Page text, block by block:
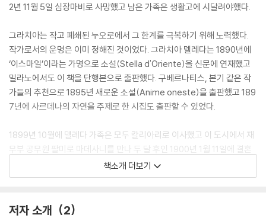
2년 11월 5일 심장마비로 사망했고 남은 가족은 생활고에 시달려야했다.
그라치아는 작고 폐쇄된 누오로에서 그 한계를 극복하기 위해 노력했다.
작가로서의 운명은 이미 정해진 것이었다. 그라치아 델레다는 1890년에
‘이스마일’이라는 가명으로 소설(Stella d'Oriente)을 신문에 연재했고
밀라노에서도 이 책을 단행본으로 출판했다. 구베르나티스, 본기 같은 작
가들의 추천으로 1895년 새로운 소설(Anime oneste)을 출판했고 189
7년에 사르데나의 자연을 주제로 한 시집도 출판할 수 있었다.
1899년 10월에 델레다 가족은 모두 칼리아리로 이사했고 이 도시에서 재
무부 공무원 팔미로 마데사니를 만나 두 달 후인 1900년 1월 11일에 결혼
했다. 남편은 그라치아의 문학적 활동을 전폭적으로 지지했다. 1903년에
출판된 소설(Elias Portolu)로 작가로서의 위치를 공고히 할 수 있었다.
o)를 통해서 세계적인 주목을 받게 된다. 이 작품으로 그녀는 노벨상 후보
책소개 더보기
저자 소개 2